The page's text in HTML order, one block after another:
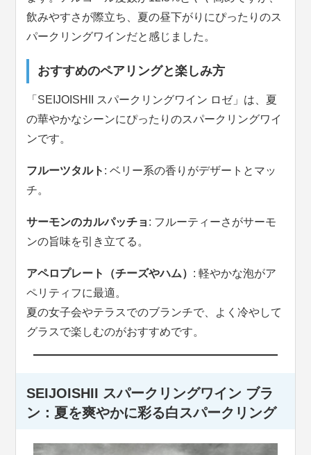
飲みやすさが際立ち、夏の昼下がりにぴったりのス
パークリングワインだと感じました。
おすすめのペアリングと楽しみ方
「SEIJOISHII スパークリングワイン ロゼ」は、夏
の華やかなシーンにぴったりのスパークリングワイ
ンです。
フルーツタルト : ベリー系の香りがデザートとマッ
チ。
サーモンのカルパッチョ : フルーティーさがサーモ
ンの旨味を引き立てる。
アペロプレート（チーズやハム） : 軽やかな泡がア
ペリティフに最適。
夏の女子会やテラスでのブランチで、よく冷やして
グラスで楽しむのがおすすめです。
SEIJOISHII スパークリングワイン ブラ
ン：夏を爽やかに彩る白スパークリング